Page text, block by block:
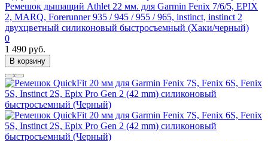
Ремешок дышащий Athlet 22 мм. для Garmin Fenix 7/6/5, EPIX
2, MARQ, Forerunner 935 / 945 / 955 / 965, instinct, instinct 2
двухцветный силиконовый быстросъемный (Хаки/черный)
0
1 490 руб.
В корзину